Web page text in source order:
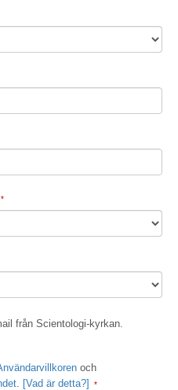
från Scientologi-kyrkan.
och
. [Vad är detta?]